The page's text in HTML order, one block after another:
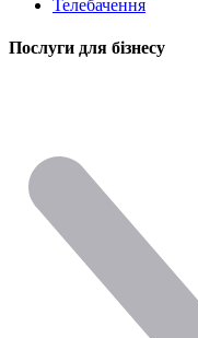
Телебачення
Послуги для бізнесу